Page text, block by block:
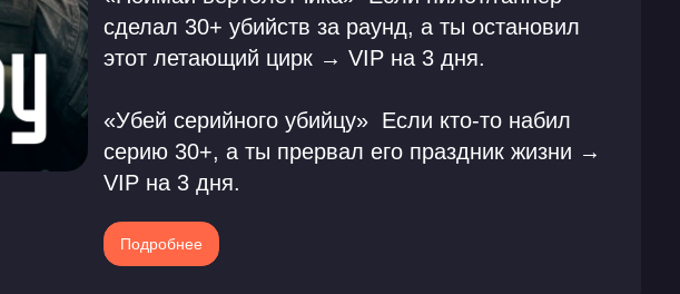
сделал 30+ убийств за раунд, а ты остановил
этот летающий цирк → VIP на 3 дня.
«Убей серийного убийцу» Если кто-то набил
серию 30+, а ты прервал его праздник жизни →
VIP на 3 дня.
Подробнее